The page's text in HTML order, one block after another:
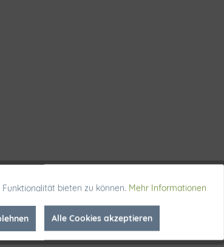
Aktiv
Inaktiv
bieten zu können. Mehr Informationen
Alle Cookies akzeptieren